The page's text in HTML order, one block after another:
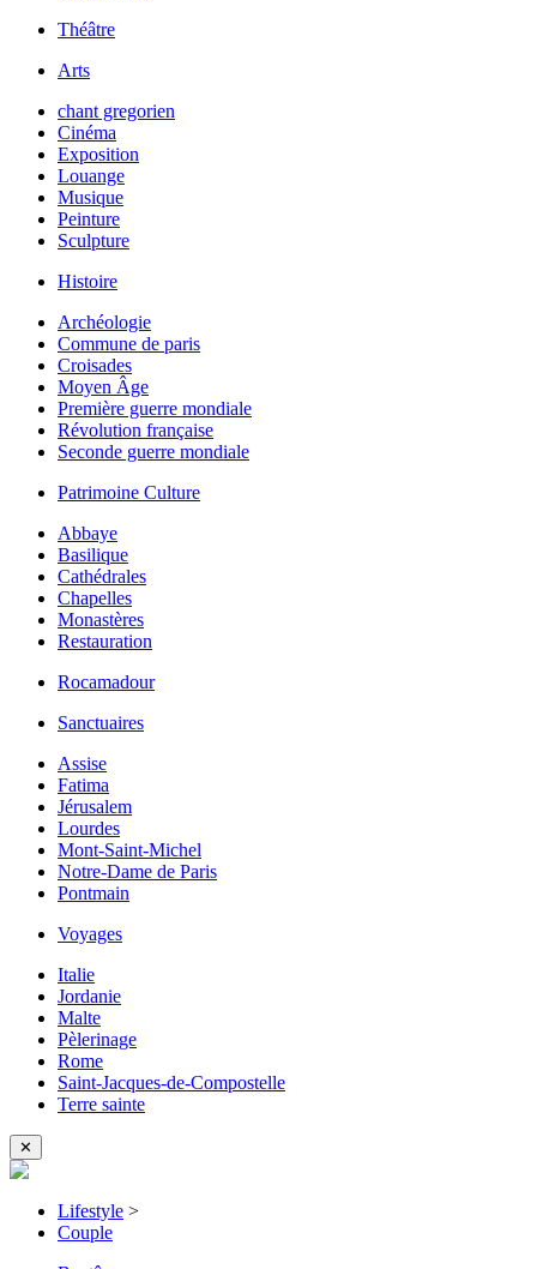
Théâtre
Arts
chant gregorien
Cinéma
Exposition
Louange
Musique
Peinture
Sculpture
Histoire
Archéologie
Commune de paris
Croisades
Moyen Âge
Première guerre mondiale
Révolution française
Seconde guerre mondiale
Patrimoine Culture
Abbaye
Basilique
Cathédrales
Chapelles
Monastères
Restauration
Rocamadour
Sanctuaires
Assise
Fatima
Jérusalem
Lourdes
Mont-Saint-Michel
Notre-Dame de Paris
Pontmain
Voyages
Italie
Jordanie
Malte
Pèlerinage
Rome
Saint-Jacques-de-Compostelle
Terre sainte
✕
Lifestyle >
Couple